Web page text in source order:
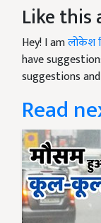
Like this
Hey! I amलोकेश
have
suggestions
Read